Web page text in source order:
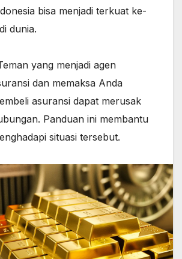
bisa menjadi terkuat ke-
dunia.
yang menjadi agen
dan memaksa Anda
asuransi dapat merusak
Panduan ini membantu
situasi tersebut.